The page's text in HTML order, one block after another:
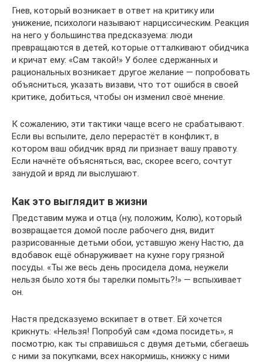
Гнев, который возникает в ответ на критику или
унижение, психологи называют нарциссическим. Реакция
на него у большинства предсказуема: люди
превращаются в детей, которые отталкивают обидчика
и кричат ему: «Сам такой!» У более сдержанных и
рациональных возникает другое желание — попробовать
объясниться, указать визави, что тот ошибся в своей
критике, добиться, чтобы он изменил своё мнение.
К сожалению, эти тактики чаще всего не срабатывают.
Если вы вспылите, дело перерастёт в конфликт, в
котором ваш обидчик вряд ли признает вашу правоту.
Если начнёте объясняться, вас, скорее всего, сочтут
занудой и вряд ли выслушают.
Как это выглядит в жизни
Представим мужа и отца (ну, положим, Колю), который
возвращается домой после рабочего дня, видит
разрисованные детьми обои, уставшую жену Настю, да
вдобавок ещё обнаруживает на кухне гору грязной
посуды. «Ты же весь день просидела дома, неужели
нельзя было хотя бы тарелки помыть?!» — вспыхивает
он.
Настя предсказуемо вскипает в ответ. Ей хочется
крикнуть: «Нельзя! Попробуй сам «дома посидеть», я
посмотрю, как ты справишься с двумя детьми, сбегаешь
с ними за покупками, всех накормишь, книжку с ними